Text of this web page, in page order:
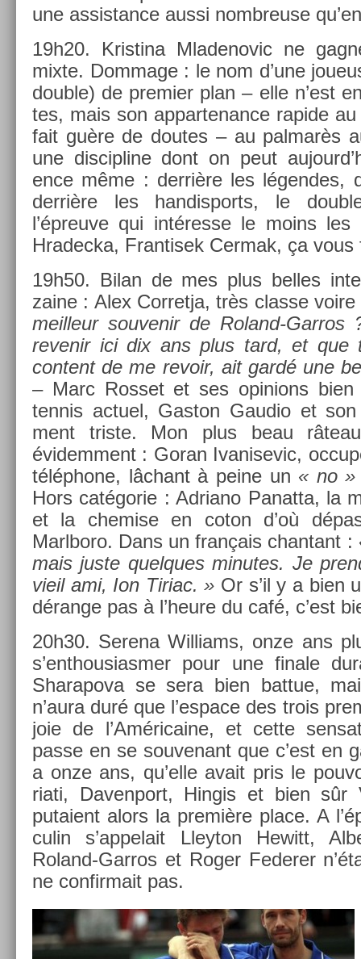
une as­sis­tance aussi nombreuse
19h20. Kris­tina Mladenovic ne
mixte. Dom­mage : le nom d’une
doub­le) de pre­mi­er plan – elle n’est
tes, mais son ap­partenan­ce rapide
fait guère de doutes – au pal­marès
une dis­cip­line dont on peut
ence même : derrière les légen­des,
derrière les han­dis­ports, le
l’épreuve qui intéresse le moins les
Hradec­ka, Fran­tisek Cer­mak, ça
19h50. Bilan de mes plus be­lles
zaine : Alex Cor­ret­ja, très clas­se
meil­leur souvenir de Roland-Garros
re­venir ici dix ans plus tard, et que
con­tent de me re­voir, ait gardé une
– Marc Ros­set et ses op­in­ions bien
ten­nis ac­tuel, Gas­ton Gaudio et
ment tri­ste. Mon plus beau
évidem­ment : Goran Ivanisevic,
téléphone, lâchant à peine un « no »
Hors catégorie : Ad­riano Panat­ta, la
et la chem­ise en coton d’où
Marlboro. Dans un français chan­tant :
mais juste quel­ques minutes. Je
vieil ami, Ion Tiriac. » Or s’il y a bien
dérange pas à l’heure du café, c’est
20h30. Serena Wil­liams, onze ans
s’enthousiasm­er pour une fin­ale
Sharapova se sera bien bat­tue,
n’aura duré que l’es­pace des trois
joie de l’Américaine, et cette
passe en se souvenant que c’est en
a onze ans, qu’elle avait pris le
riati, Daven­port, Hin­gis et bien
putaient alors la première place. A
culin s’ap­pelait Lleyton Hewitt,
Roland-Garros et Roger Feder­er
ne con­fir­mait pas.